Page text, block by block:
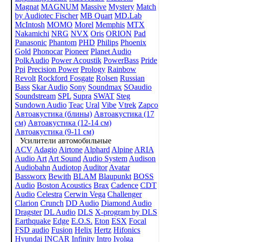
Magnat MAGNUM Massive Mystery Match
by Audiotec Fischer MB Quart MD.Lab
McIntosh MOMO Morel Memphis MTX
Nakamichi NRG NVX Oris ORION Pad
Panasonic Phantom PHD Philips Phoenix
Gold Phonocar Pioneer Planet Audio
PolkAudio Power Acoustik PowerBass Pride
Ppi Precision Power Prology Rainbow
Revolt Rockford Fosgate Rolsen Russian
Bass Skar Audio Sony Soundmax SOaudio
Soundstream SPL Supra SWAT Steg
Sundown Audio Teac Ural Vibe Vtrek Zapco
Автоакустика (блины) Автоакустика (17
см) Автоакустика (12-14 см)
Автоакустика (9-11 см)
Усилители автомобильные
ACV Adagio Airtone Alphard Alpine ARIA
Audio Art Art Sound Audio System Audison
Audiobahn Audiotop Auditor Avatar
Bassworx Bewith BLAM Blaupunkt BOSS
Audio Boston Acoustics Brax Cadence CDT
Audio Celestra Cerwin Vega Challenger
Clarion Crunch DD Audio Diamond Audio
Dragster DL Audio DLS X-program by DLS
Earthquake Edge E.O.S. Eton ESX Focal
FSD audio Fusion Helix Hertz Hifonics
Hyundai INCAR Infinity Intro Ivolga